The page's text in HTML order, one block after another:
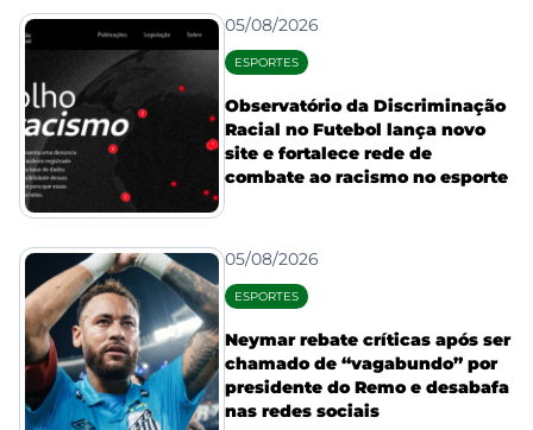
05/08/2026
ESPORTES
Observatório da Discriminação
Racial no Futebol lança novo
site e fortalece rede de
combate ao racismo no esporte
05/08/2026
ESPORTES
Neymar rebate críticas após ser
chamado de “vagabundo” por
presidente do Remo e desabafa
nas redes sociais